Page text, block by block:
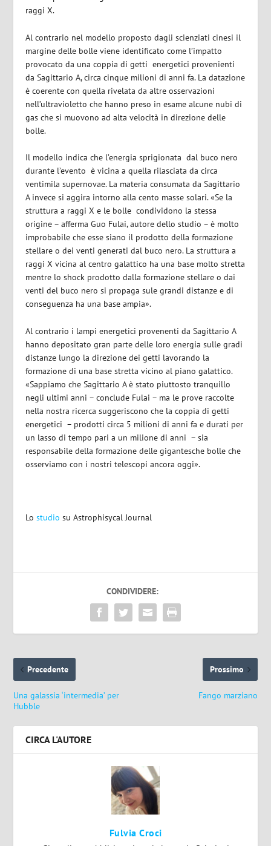
raggi X.
Al contrario nel modello proposto dagli scienziati cinesi il
margine delle bolle viene identificato come l’impatto
provocato da una coppia di getti energetici provenienti
da Sagittario A, circa cinque milioni di anni fa. La datazione
è coerente con quella rivelata da altre osservazioni
nell’ultravioletto che hanno preso in esame alcune nubi di
gas che si muovono ad alta velocità in direzione delle
bolle.
Il modello indica che l’energia sprigionata dal buco nero
durante l’evento è vicina a quella rilasciata da circa
ventimila supernovae. La materia consumata da Sagittario
A invece si aggira intorno alla cento masse solari.«Se la
struttura a raggi X e le bolle condividono la stessa
origine – afferma Guo Fulai, autore dello studio – è molto
improbabile che esse siano il prodotto della formazione
stellare o dei venti generati dal buco nero. La struttura a
raggi X vicina al centro galattico ha una base molto stretta
mentre lo shock prodotto dalla formazione stellare o dai
venti del buco nero si propaga sule grandi distanze e di
conseguenza ha una base ampia».
Al contrario i lampi energetici provenenti da Sagittario A
hanno depositato gran parte delle loro energia sulle gradi
distanze lungo la direzione dei getti lavorando la
formazione di una base stretta vicino al piano galattico.
«Sappiamo che Sagittario A è stato piuttosto tranquillo
negli ultimi anni – conclude Fulai – ma le prove raccolte
nella nostra ricerca suggeriscono che la coppia di getti
energetici – prodotti circa 5 milioni di anni fa e durati per
un lasso di tempo pari a un milione di anni – sia
responsabile della formazione delle gigantesche bolle che
osserviamo con i nostri telescopi ancora oggi».
Lo studio su Astrophisycal Journal
CONDIVIDERE:
Precedente
Una galassia ‘intermedia’ per
Hubble
Prossimo
Fango marziano
CIRCA L'AUTORE
Fulvia Croci